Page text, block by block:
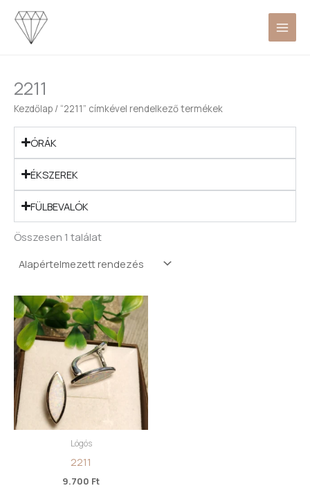
Skip
content
2211
Kezdőlap / “2211” címkével rendelkező termékek
ÓRÁK
ÉKSZEREK
FÜLBEVALÓK
Összesen 1 találat
Lógós
2211
9.700 Ft